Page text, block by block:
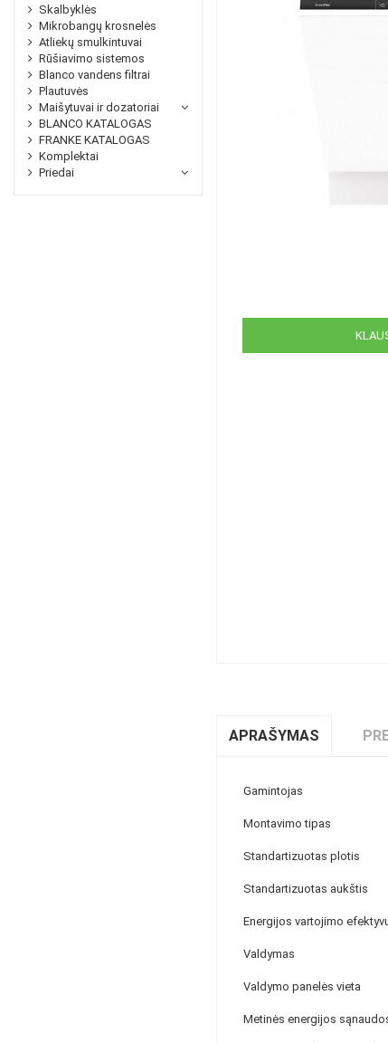
APRAŠYMAS
Gamintojas
Montavimo tipas
Standartizuotas plotis
Standartizuotas aukštis
Energijos vartojimo
Valdymas
Valdymo panelės vieta
Metinės energijos
Skalbyklės
Mikrobangų krosnelės
Atliekų smulkintuvai
Rūšiavimo sistemos
Blanco vandens filtrai
Plautuvės
Maišytuvai ir dozatoriai
BLANCO KATALOGAS
FRANKE KATALOGAS
Komplektai
Priedai